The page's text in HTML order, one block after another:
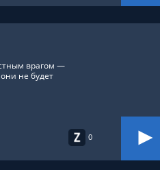
0
врагом —
не будет